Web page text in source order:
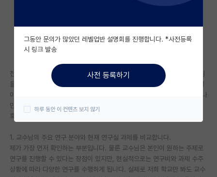
자유 게시판(아무개랩)
미국 유학 게시판
미국 대학원 합격 후기 게시판
대학원생 모집 게시판
연구실(PI) 홍보 게시판
석박사 채용 정보 게시판
임용 정보 게시판
전 분야 자체가 완전 신생 분야였고, 그에 따라 교수님들도 대개 신생교수님
들이 많아서 사실 alumni나 평판으로 랩실을 선택하긴 힘들었습니다. 그에
아래 3가지를 우선적으로 보았고, 그렇게 선택한 랩실으로 진학을 해서 꽤나
만족스러운 생활을 하는 중입니다.
혹시 제 생각과 다른 점이 있다면 편히 말씀주세요.
1. 교수님의 주요 연구 분야와 현재 연구실 과제를 비교합니다.
제가 가장 먼저 확인하는 부분입니다. 물론 교수님은 본인이 원하는 주제로
연구를 진행할 수 있다는 장점이 있지만, 현실적으로는 연구비와 과제 수주
상황에 따라 다양한 연구를 수행하게 됩니다. 실제로 저희 학교만 봐도 교수
그동안 문의가 많았던 레벨업반 설명회를 진행합니다. *사전등록
시 링크 발송
사전 등록하기
하루 동안 이 컨텐츠 보지 않기